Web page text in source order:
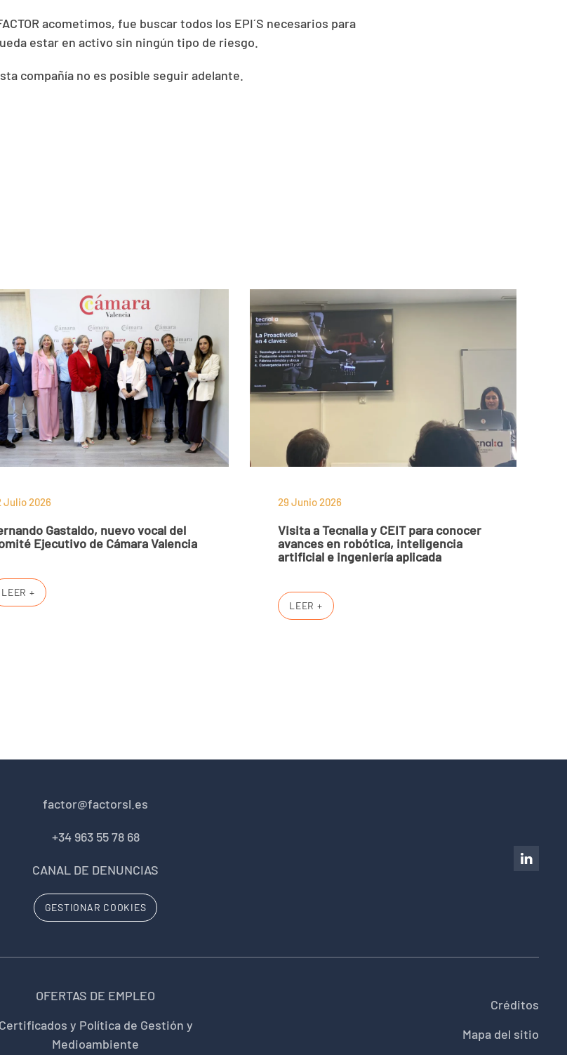
acometimos, fue buscar todos los EPI´S necesarios para
estar en activo sin ningún tipo de riesgo.
compañía no es posible seguir adelante.
Julio 2026
Gastaldo, nuevo vocal del
Ejecutivo de Cámara Valencia
LEER +
29 Junio 2026
Visita a Tecnalia y CEIT para conocer
avances en robótica, inteligencia
artificial e ingeniería aplicada
LEER +
factor@factorsl.es
+34 963 55 78 68
CANAL DE DENUNCIAS
GESTIONAR COOKIES
OFERTAS DE EMPLEO
Certificados y Política de Gestión y
Medioambiente
Créditos
Mapa del sitio